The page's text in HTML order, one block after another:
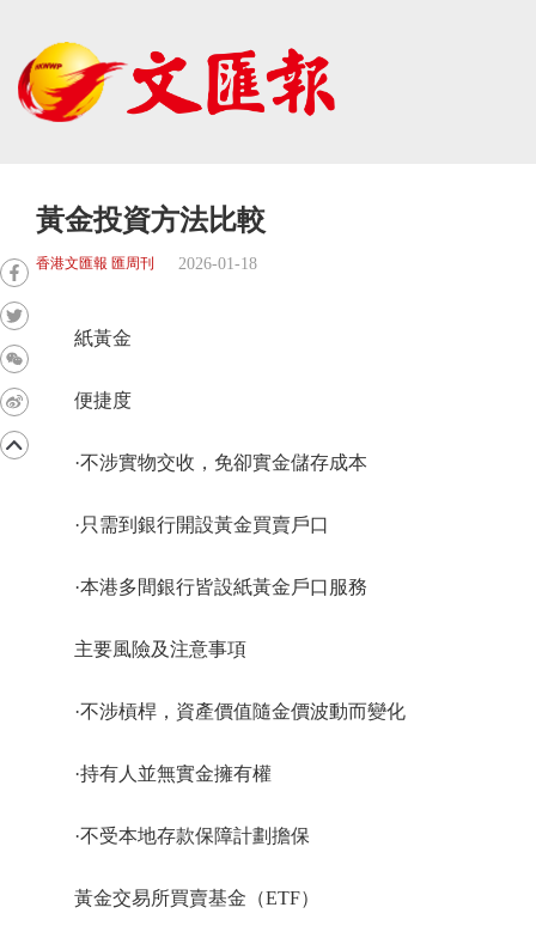
黃金投資方法比較
香港文匯報 匯周刊 2026-01-18
紙黃金
便捷度
·不涉實物交收，免卻實金儲存成本
·只需到銀行開設黃金買賣戶口
·本港多間銀行皆設紙黃金戶口服務
主要風險及注意事項
·不涉槓桿，資產價值隨金價波動而變化
·持有人並無實金擁有權
·不受本地存款保障計劃擔保
黃金交易所買賣基金（ETF）